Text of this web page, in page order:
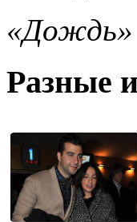
«Дождь»
Разные